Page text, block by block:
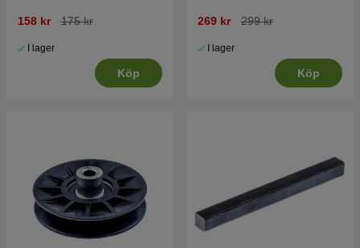
158 kr 175 kr
I lager
Köp
269 kr 299 kr
I lager
Köp